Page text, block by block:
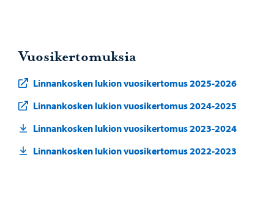
Vuosikertomuksia
Linnankosken lukion vuosikertomus 2025-2026
Linnankosken lukion vuosikertomus 2024-2025
Linnankosken lukion vuosikertomus 2023-2024
Linnankosken lukion vuosikertomus 2022-2023